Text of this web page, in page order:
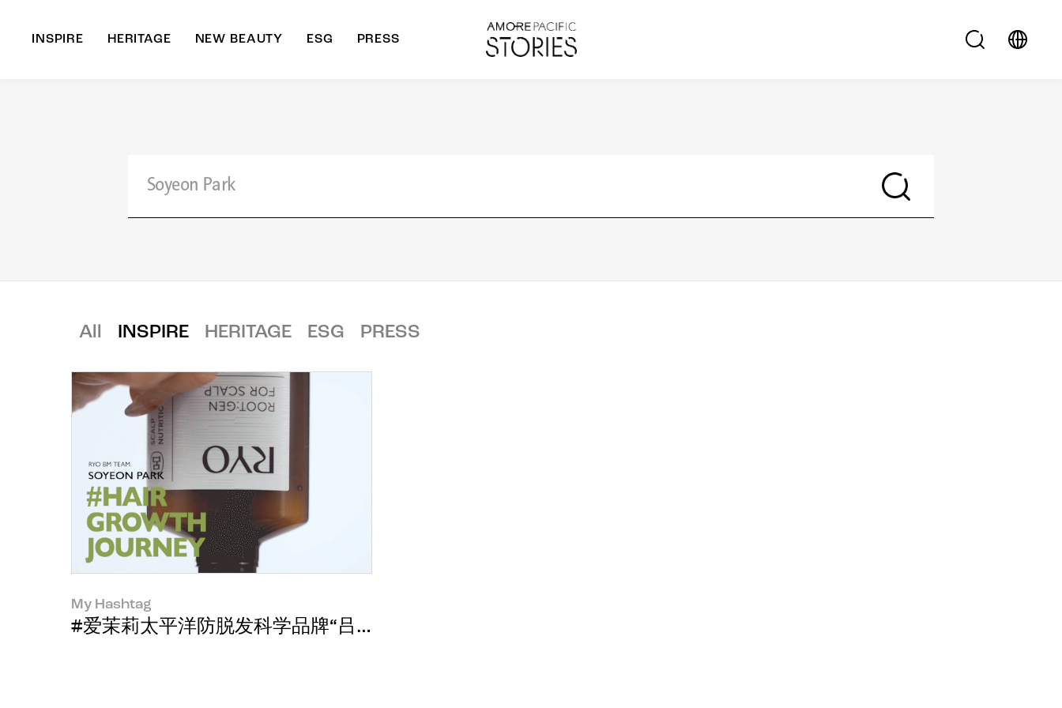
INSPIRE HERITAGE NEW BEAUTY ESG PRESS
All INSPIRE HERITAGE ESG PRESS
My Hashtag
#爱茉莉太平洋防脱发科学品牌“吕(RYO)”品牌经理 Soyeon Park